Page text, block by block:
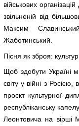
військових
звільненій від
Максим
Жаботинський.
Пісня як зброя:
Щоб здобути Україні
світу у війні з
проєкт культурної
республіканську
Леонтовича на вірші